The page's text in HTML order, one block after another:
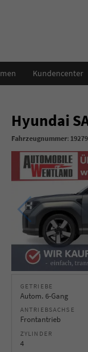
Kundencenter
Hyundai
Fahrzeugnummer:
GETRIEBE
Autom. 6-Gang
ANTRIEBSACHSE
Frontantrieb
ZYLINDER
4